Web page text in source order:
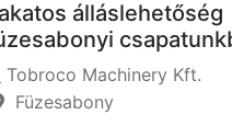
álláslehetőség
Tobroco Machinery Kft.
Füzesabony